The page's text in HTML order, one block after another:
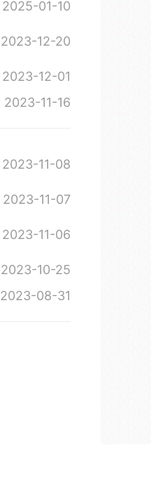
2025-01-10
2023-12-20
2023-12-01
2023-11-16
2023-11-08
2023-11-07
2023-11-06
2023-10-25
2023-08-31